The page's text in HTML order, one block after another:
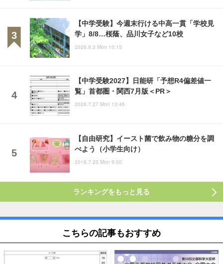
【中学受験】今週末行ける中高一貫「学校見
学」8/8…桜蔭、品川女子など10校
2026.8.3 Mon 10:15
【中学受験2027】日能研「予想R4偏差値一
覧」首都圏・関西7月版＜PR＞
2026.7.27 Mon 13:46
【自由研究】イースト菌で飲み物の糖分を調
べよう（小学生向け）
2018.7.23 Mon 9:00
ランキングをもっと見る
こちらの記事もおすすめ